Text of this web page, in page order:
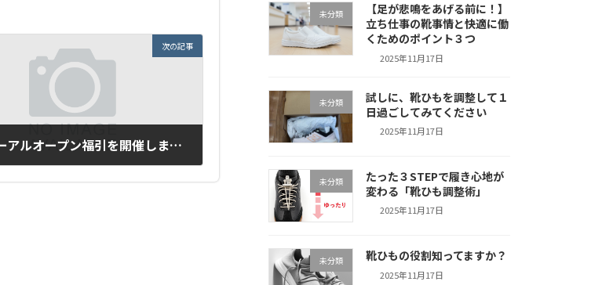
次の記事
リニューアルオープン福引を開催します！
未分類
【足が悲鳴をあげる前に！】
立ち仕事の靴事情と快適に働
くためのポイント３つ
2025年11月17日
未分類
試しに、靴ひもを調整して１
日過ごしてみてください
2025年11月17日
未分類
たった３STEPで履き心地が
変わる「靴ひも調整術」
2025年11月17日
未分類 靴ひもの役割知ってますか？
2025年11月17日